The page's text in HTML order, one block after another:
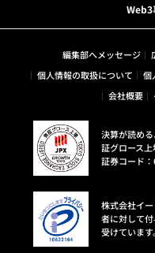
Web3
編集部へメッセージ
個人情報の取扱について
個
会社概要
決算が読め
証グロース上
証券コード
株式会社イ
者に対して
受けています。